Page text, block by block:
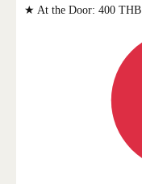
★ At the Door: 400 THB